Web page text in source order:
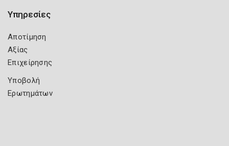
Υπηρεσίες
Αποτίμηση
Αξίας
Επιχείρησης
Υποβολή
Ερωτημάτων